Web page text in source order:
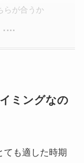
らが合うか
ミングなの
ても適した時期